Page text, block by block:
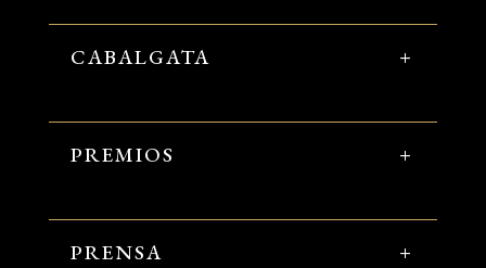
CABALGATA
PREMIOS
PRENSA